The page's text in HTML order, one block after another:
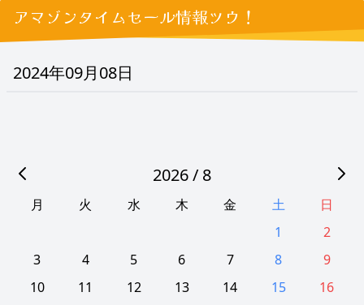
アマゾンタイムセール情報ツウ！
2024年09月08日
2026 / 8
月 火 水 木 金 土
日
1
2
3
4 5 6 7 8
9
10
11 12 13 14 15
16